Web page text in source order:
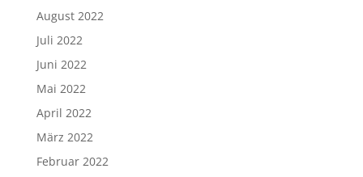
August 2022
Juli 2022
Juni 2022
Mai 2022
April 2022
März 2022
Februar 2022